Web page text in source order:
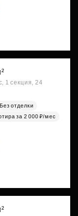
1 секция, 24
Без отделки
за 2 000 ₽/мес